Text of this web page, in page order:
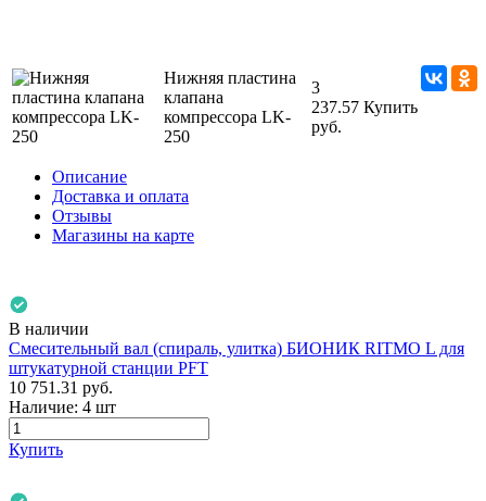
Нижняя пластина
клапана
компрессора LK-
250
3
237.57
руб.
Купить
Описание
Доставка и оплата
Отзывы
Магазины на карте
В наличии
Смесительный вал (спираль, улитка) БИОНИК RITMO L для
штукатурной станции PFT
10 751.31 руб.
Наличие: 4 шт
Купить